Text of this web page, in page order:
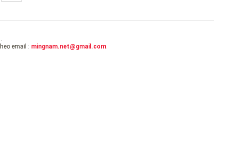
email : mingnam.net@gmail.com.